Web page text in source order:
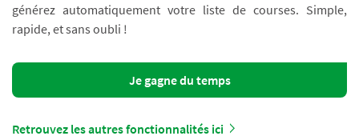
générez automatiquement votre liste de courses. Simple,
rapide, et sans oubli !
Je gagne du temps
Retrouvez les autres fonctionnalités ici